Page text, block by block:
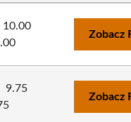
10.00
Zobacz
9.75
Zobacz